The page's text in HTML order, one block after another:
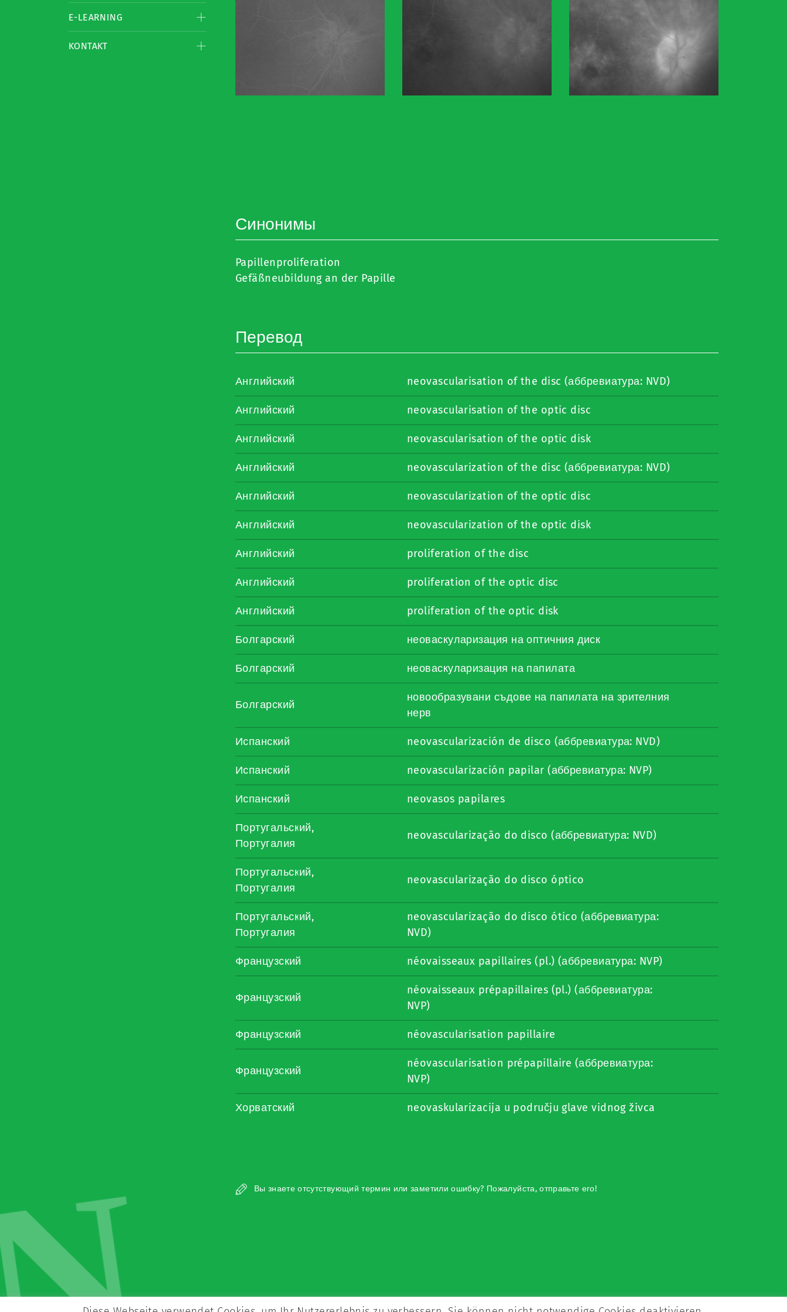
E-LEARNING
KONTAKT
Синонимы
Papillenproliferation
Gefäßneubildung an der Papille
Перевод
Английский neovascularisation of the disc (аббревиатура: NVD)
Английский neovascularisation of the optic disc
Английский neovascularisation of the optic disk
Английский neovascularization of the disc (аббревиатура: NVD)
Английский neovascularization of the optic disc
Английский neovascularization of the optic disk
Английский proliferation of the disc
Английский proliferation of the optic disc
Английский proliferation of the optic disk
Болгарский неоваскуларизация на оптичния диск
Болгарский неоваскуларизация на папилата
Болгарский
новообразувани съдове на папилата на зрителния
нерв
Испанский neovascularización de disco (аббревиатура: NVD)
Испанский neovascularización papilar (аббревиатура: NVP)
Испанский neovasos papilares
Португальский,
Португалия
neovascularização do disco (аббревиатура: NVD)
Португальский,
Португалия
neovascularização do disco óptico
Португальский,
Португалия
neovascularização do disco ótico (аббревиатура:
NVD)
Французский néovaisseaux papillaires (pl.) (аббревиатура: NVP)
Французский
néovaisseaux prépapillaires (pl.) (аббревиатура:
NVP)
Французский néovascularisation papillaire
Французский
néovascularisation prépapillaire (аббревиатура:
NVP)
Хорватский neovaskularizacija u području glave vidnog živca
Вы знаете отсутствующий термин или заметили ошибку? Пожалуйста, отправьте его!